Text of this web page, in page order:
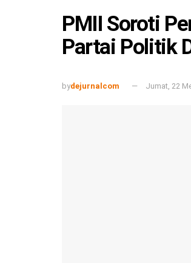
PMII Soroti
Partai Politik
bydejurnalcom Jumat, 22